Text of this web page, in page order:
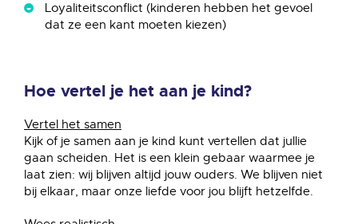
Loyaliteitsconflict (kinderen hebben het gevoel
dat ze een kant moeten kiezen)
Hoe vertel je het aan je kind?
Vertel het samen
Kijk of je samen aan je kind kunt vertellen dat jullie
gaan scheiden. Het is een klein gebaar waarmee je
laat zien: wij blijven altijd jouw ouders. We blijven niet
bij elkaar, maar onze liefde voor jou blijft hetzelfde.